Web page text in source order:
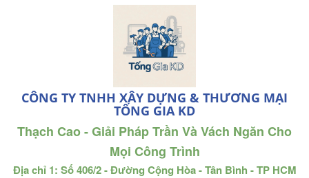
CÔNG TY TNHH XÂY DỰNG & THƯƠNG MẠI
TỐNG GIA KD
Thạch Cao - Giải Pháp Trần Và Vách Ngăn Cho
Mọi Công Trình
Địa chỉ 1: Số 406/2 - Đường Cộng Hòa - Tân Bình - TP HCM